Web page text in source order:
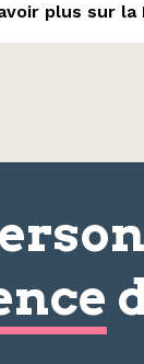
plus sur la